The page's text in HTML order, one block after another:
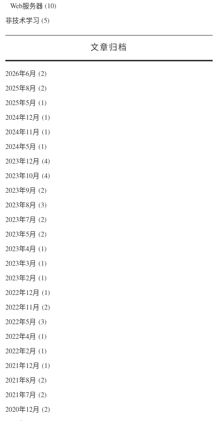
Web服务器 (10)
非技术学习 (5)
文章归档
2026年6月 (2)
2025年8月 (2)
2025年5月 (1)
2024年12月 (1)
2024年11月 (1)
2024年5月 (1)
2023年12月 (4)
2023年10月 (4)
2023年9月 (2)
2023年8月 (3)
2023年7月 (2)
2023年5月 (2)
2023年4月 (1)
2023年3月 (1)
2023年2月 (1)
2022年12月 (1)
2022年11月 (2)
2022年5月 (3)
2022年4月 (1)
2022年2月 (1)
2021年12月 (1)
2021年8月 (2)
2021年7月 (2)
2020年12月 (2)